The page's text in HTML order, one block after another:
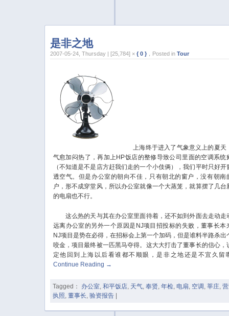
是非之地
2007-05-24, Thursday | [25,784] ×{ 0 } ，Posted inTour
上海终于进入了气象意义上的夏天
气愈加闷热了，再加上HP饭店的整修导致公司里面的空调系统
（不知道是不是店方赶我们走的一个小伎俩），我们平时只好开
透空气。但是办公室的朝向不佳，只有朝北的窗户，没有朝南
户，形不成穿堂风，所以办公室就像一个大蒸笼，就算摆了几台
的电扇也不行。
这么热的天与其在办公室里面待着，还不如到外面去走动走
远离办公室的另外一个原因是NJ项目招投标的失败，董事长本
NJ项目是势在必得，在招标会上第一个加码，但是谁料半路杀出
咬金，项目最终被一匹黑马夺得。这大大打击了董事长的信心，
定他回到上海以后看谁都不顺眼，是非之地还是不宜久留
Continue Reading →
Tagged： 办公室,和平饭店, 天气,奉贤,年检, 电扇, 空调 ,莘庄,
执照,董事长,验资报告